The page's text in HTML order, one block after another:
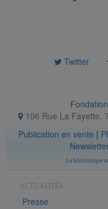
Twitter
106 Rue La Fayette,
Publication en vente |
La bibliothèque
ACTUALITÉS
Presse